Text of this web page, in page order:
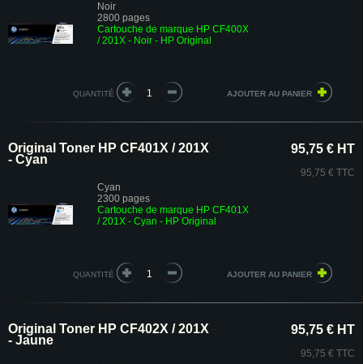
Noir
2800 pages
Cartouche de marque HP CF400X
/ 201X - Noir - HP Original
QUANTITÉ
Original Toner HP CF401X / 201X
- Cyan
Cyan
2300 pages
Cartouche de marque HP CF401X
/ 201X - Cyan - HP Original
95,75 € HT
95,75 € TTC
QUANTITÉ
Original Toner HP CF402X / 201X
- Jaune
95,75 € HT
95,75 € TTC